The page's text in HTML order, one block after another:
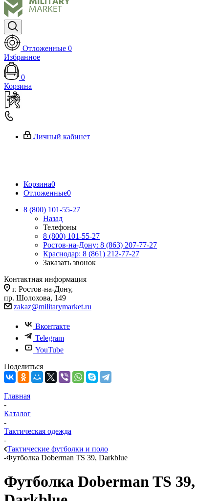
Отложенные 0
Избранное
0
Корзина
Личный кабинет
Корзина0
Отложенные0
8 (800) 101-55-27
Назад
Телефоны
8 (800) 101-55-27
Ростов-на-Дону: 8 (863) 207-77-27
Краснодар: 8 (861) 212-77-27
Заказать звонок
Контактная информация
г. Ростов-на-Дону,
пр. Шолохова, 149
zakaz@militarymarket.ru
Вконтакте
Telegram
YouTube
Поделиться
Главная
-
Каталог
-
Тактическая одежда
-
Тактические футболки и поло
-Футболка Doberman TS 39, Darkblue
Футболка Doberman TS 39,